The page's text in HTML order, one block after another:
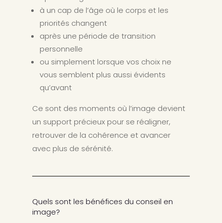
à un cap de l’âge où le corps et les
priorités changent
après une période de transition
personnelle
ou simplement lorsque vos choix ne
vous semblent plus aussi évidents
qu’avant
Ce sont des moments où l’image devient
un support précieux pour se réaligner,
retrouver de la cohérence et avancer
avec plus de sérénité.
Quels sont les bénéfices du conseil en
image?